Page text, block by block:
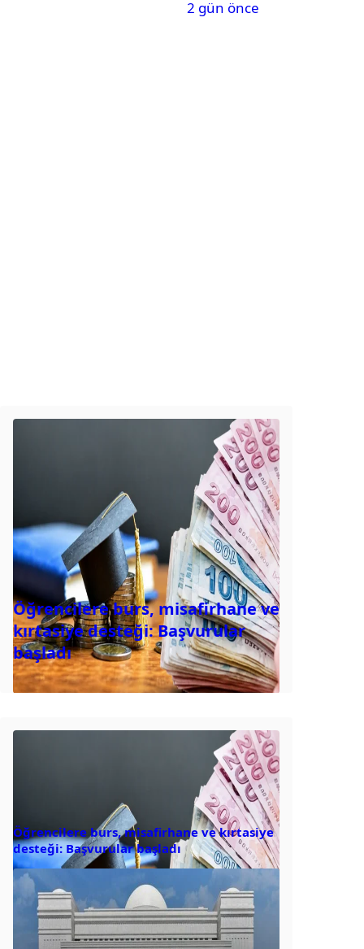
2 gün önce
Öğrencilere burs, misafirhane ve
kırtasiye desteği: Başvurular
başladı
Öğrencilere burs, misafirhane ve kırtasiye
desteği: Başvurular başladı